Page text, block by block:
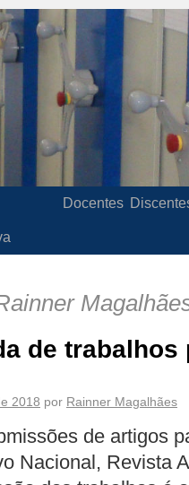
Docentes
de trabalhos
2018 por Rainner Magalhães
de artigos
Nacional, Revista